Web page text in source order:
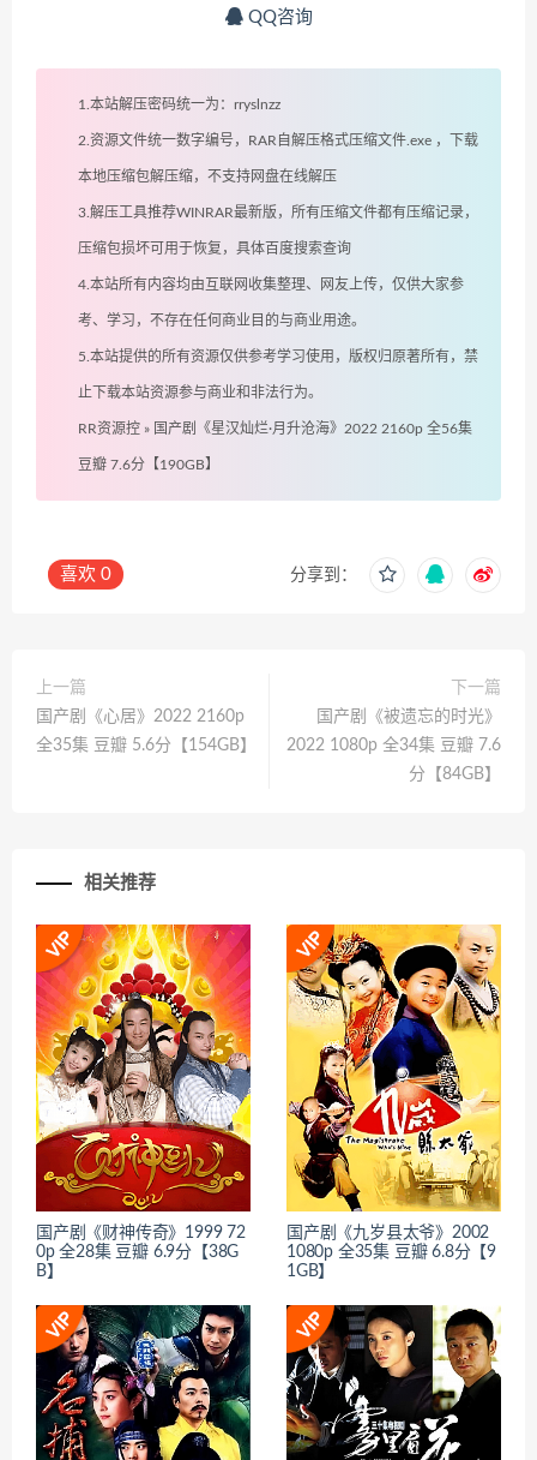
QQ咨询
1.本站解压密码统一为：rryslnzz
2.资源文件统一数字编号，RAR自解压格式压缩文件.exe ，下载
本地压缩包解压缩，不支持网盘在线解压
3.解压工具推荐WINRAR最新版，所有压缩文件都有压缩记录，
压缩包损坏可用于恢复，具体百度搜索查询
4.本站所有内容均由互联网收集整理、网友上传，仅供大家参
考、学习，不存在任何商业目的与商业用途。
5.本站提供的所有资源仅供参考学习使用，版权归原著所有，禁
止下载本站资源参与商业和非法行为。
RR资源控 » 国产剧《星汉灿烂·月升沧海》2022 2160p 全56集
豆瓣 7.6分【190GB】
喜欢 0 分享到：
上一篇
国产剧《心居》2022 2160p
全35集 豆瓣 5.6分【154GB】
下一篇
国产剧《被遗忘的时光》
2022 1080p 全34集 豆瓣 7.6
分【84GB】
相关推荐
国产剧《财神传奇》1999 72
0p 全28集 豆瓣 6.9分【38G
B】
国产剧《九岁县太爷》2002
1080p 全35集 豆瓣 6.8分【9
1GB】